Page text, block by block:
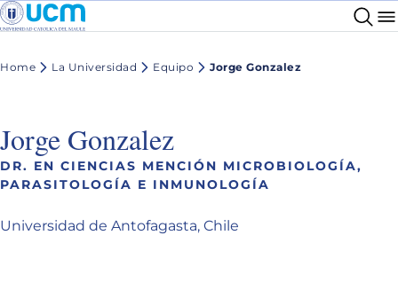
Home La Universidad Equipo Jorge Gonzalez
Jorge Gonzalez
DR. EN CIENCIAS MENCIÓN MICROBIOLOGÍA,
PARASITOLOGÍA E INMUNOLOGÍA
Universidad de Antofagasta, Chile